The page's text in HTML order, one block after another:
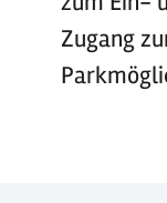
Zugang